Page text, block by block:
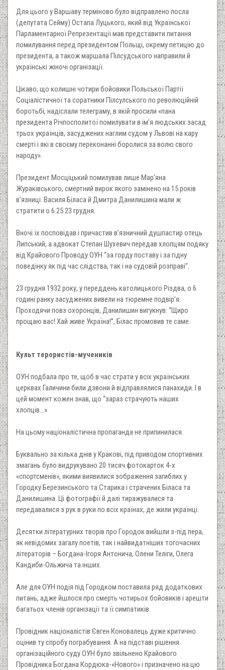
Для цього у Варшаву терміново було відправлено посла
(депутата Сейму) Остапа Луцького, який від Української
Парламентарної Репрезентації мав представити питання
помилування перед президентом Польщі, окрему петицію до
президента, а також маршала Пілсудського направили й
українські жіночі організації.
Цікаво, що колишні чотири бойовики Польської Партії
Соціалістичної та соратники Пілсулського по революційній
боротьбі, надіслали телеграму, в якій просили «пана
президента Річпосполитої помилувати в ім’я людських засад
трьох українців, засуджених наглим судом у Львові на кару
смерті і які в своєму переконанні боролися за волю свого
народу».
Президент Мосціцький помилував лише Мар’яна
Жураківського, смертний вирок якого замінено на 15 років
в’язниці. Василя Біласа й Дмитра Данилишина мали ж
стратити о 6.25 23 грудня.
Вночі їх посповідав і причастив в’язничний душпастир отець
Липський, а адвокат Степан Шухевич передав хлопцям подяку
від Крайового Проводу ОУН “за горду поставу і за гідну
поведінку як під час слідства, так і на судовій розправі”.
23 грудня 1932 року, у переддень католицького Різдва, о 6
годині ранку засуджених вивели на тюремне подвір’я.
Проходячи повз охоронців, Данилишин вигукнув: “Щиро
прощаю вас! Хай живе Україна!”, Білас промовив те саме.
Культ терористів-мучеників
ОУН подбала про те, щоб в час страти у всіх українських
церквах Галичини били дзвони й відправлялися панахиди. І в
цей момент кожен знав, що “зараз страчують наших
хлопців…»
На цьому націоналістична пропаганда не припинилася.
Буквально за кілька днів у Кракові, під приводом спортивних
змагань було видрукувано 20 тисяч фотокарток 4-х
«спортсменів», якими виявилися зображення загиблих у
Городку Березинського та Старика і страчених Біласа та
Данилишина. Ці фотографії й далі тиражувалися та
передавалися з рук в руки по всіх країнах, де жили українці.
Десятки літературних творів про Городок вийшли з-під пера,
як невідомих загалу поетів, так і найвидатніших тогочасних
літераторів – Богдана-Ігоря Антонича, Олени Теліги, Олега
Кандиби-Ольжича та інших.
Але для ОУН подія під Городком поставила ряд додаткових
питань, адже йшлося про смерть чотирьох бойовиків і арешти
багатьох членів організації та її симпатиків.
Провідник націоналістів Євген Коновалець дуже критично
оцінив ту спробу пограбування. А на підставі рішення
організаційного суду ОУН було звільнено Крайового
Провідника Богдана Кордюка-«Нового» і призначено на цю